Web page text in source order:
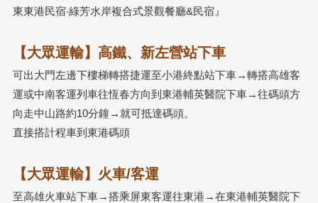
東東港民宿‧綠芳水岸複合式景觀餐廳&民宿』
【大眾運輸】高鐵、新左營站下車
可出大門左邊下樓梯轉搭捷運至小港終點站下車→轉搭高雄客
運或中南客運列車往恆春方向到東港輔英醫院下車→往碼頭方
向走中山路約10分鐘→就可抵達碼頭。
直接搭計程車到東港碼頭
【大眾運輸】火車/客運
至高雄火車站下車→搭乘屏東客運往東港→在東港輔英醫院下